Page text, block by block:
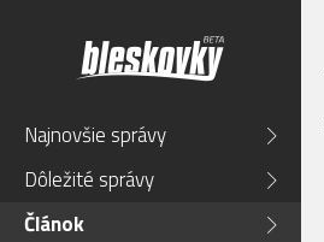
Najnovšie správy
Dôležité správy
Článok